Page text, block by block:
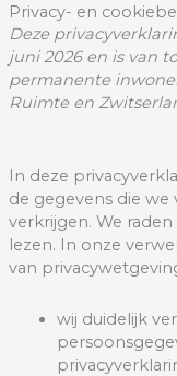
Privacy- en
Deze
juni 2026 en is van
permanente
Ruimte en
In deze
de gegevens die we
verkrijgen. We
lezen. In onze
van
wij duidelijk